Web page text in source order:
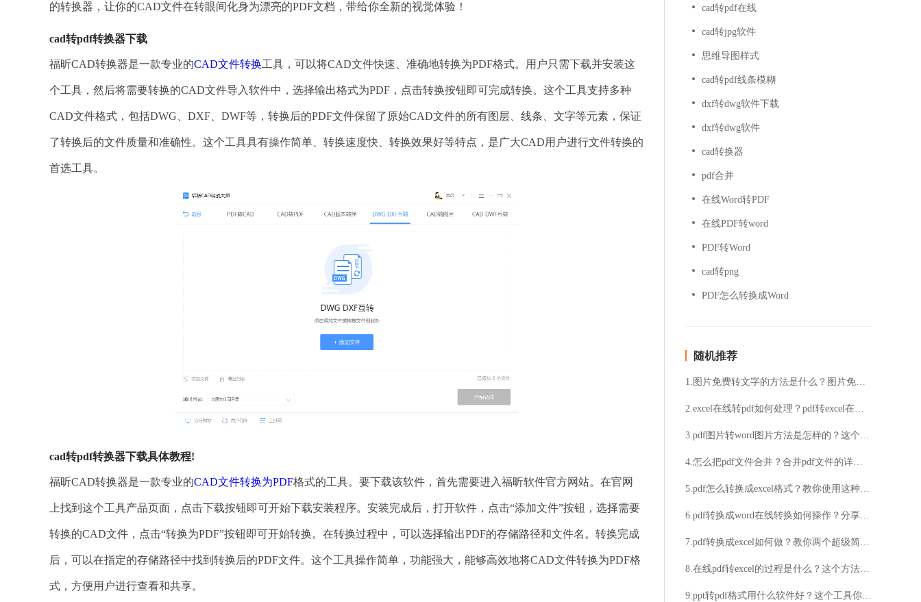
的转换器，让你的CAD文件在转眼间化身为漂亮的PDF文档，带给你全新的视觉体验！
cad转pdf转换器下载
福昕CAD转换器是一款专业的CAD文件转换工具，可以将CAD文件快速、准确地转换为PDF格式。用户只需下载并安装这
个工具，然后将需要转换的CAD文件导入软件中，选择输出格式为PDF，点击转换按钮即可完成转换。这个工具支持多种
CAD文件格式，包括DWG、DXF、DWF等，转换后的PDF文件保留了原始CAD文件的所有图层、线条、文字等元素，保证
了转换后的文件质量和准确性。这个工具具有操作简单、转换速度快、转换效果好等特点，是广大CAD用户进行文件转换的
首选工具。
cad转pdf转换器下载具体教程!
福昕CAD转换器是一款专业的CAD文件转换为PDF格式的工具。要下载该软件，首先需要进入福昕软件官方网站。在官网
上找到这个工具产品页面，点击下载按钮即可开始下载安装程序。安装完成后，打开软件，点击“添加文件”按钮，选择需要
转换的CAD文件，点击“转换为PDF”按钮即可开始转换。在转换过程中，可以选择输出PDF的存储路径和文件名。转换完成
后，可以在指定的存储路径中找到转换后的PDF文件。这个工具操作简单，功能强大，能够高效地将CAD文件转换为PDF格
式，方便用户进行查看和共享。
cad转pdf在线
cad转jpg软件
思维导图样式
cad转pdf线条模糊
dxf转dwg软件下载
dxf转dwg软件
cad转换器
pdf合并
在线Word转PDF
在线PDF转word
PDF转Word
cad转png
PDF怎么转换成Word
随机推荐
1.图片免费转文字的方法是什么？图片免费转换为文字的步骤
2.excel在线转pdf如何处理？pdf转excel在线的方法
3.pdf图片转word图片方法是怎样的？这个方法一定要了解！
4.怎么把pdf文件合并？合并pdf文件的详细步骤
5.pdf怎么转换成excel格式？教你使用这种转换方法
6.pdf转换成word在线转换如何操作？分享pdf转换word在线操作方法
7.pdf转换成excel如何做？教你两个超级简单的方法
8.在线pdf转excel的过程是什么？这个方法你得试试
9.ppt转pdf格式用什么软件好？这个工具你一定要知道